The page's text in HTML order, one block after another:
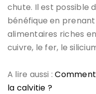
chute. Il est possible
bénéfique en
alimentaires riches
cuivre, le fer, le
A lire aussi :
la calvitie ?